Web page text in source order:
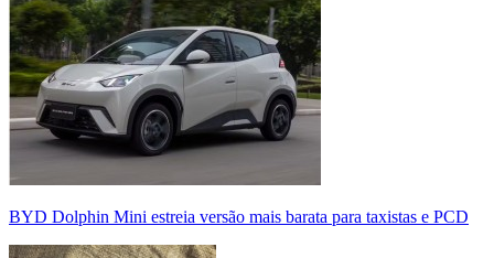
BYD Dolphin Mini estreia versão mais barata para taxistas e PCD